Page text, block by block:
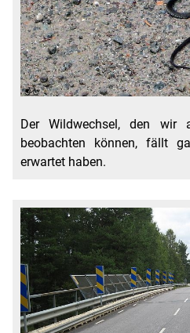
Der Wildwechsel, den wir
beobachten können, fällt
erwartet haben.